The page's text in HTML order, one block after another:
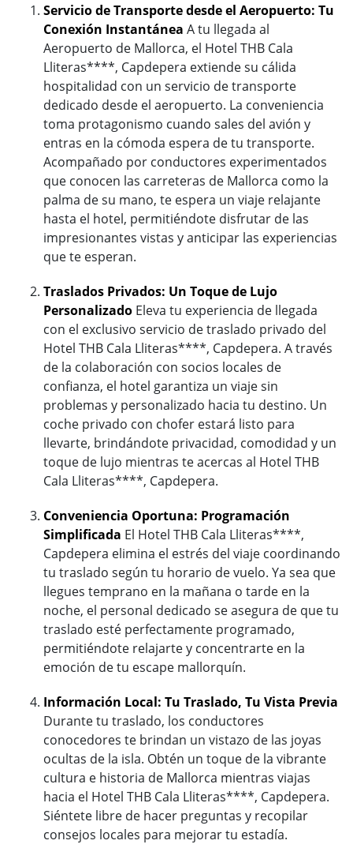
Servicio de Transporte desde el Aeropuerto: Tu
Conexión Instantánea A tu llegada al
Aeropuerto de Mallorca, el Hotel THB Cala
Lliteras****, Capdepera extiende su cálida
hospitalidad con un servicio de transporte
dedicado desde el aeropuerto. La conveniencia
toma protagonismo cuando sales del avión y
entras en la cómoda espera de tu transporte.
Acompañado por conductores experimentados
que conocen las carreteras de Mallorca como la
palma de su mano, te espera un viaje relajante
hasta el hotel, permitiéndote disfrutar de las
impresionantes vistas y anticipar las experiencias
que te esperan.
Traslados Privados: Un Toque de Lujo
Personalizado Eleva tu experiencia de llegada
con el exclusivo servicio de traslado privado del
Hotel THB Cala Lliteras****, Capdepera. A través
de la colaboración con socios locales de
confianza, el hotel garantiza un viaje sin
problemas y personalizado hacia tu destino. Un
coche privado con chofer estará listo para
llevarte, brindándote privacidad, comodidad y un
toque de lujo mientras te acercas al Hotel THB
Cala Lliteras****, Capdepera.
Conveniencia Oportuna: Programación
Simplificada El Hotel THB Cala Lliteras****,
Capdepera elimina el estrés del viaje coordinando
tu traslado según tu horario de vuelo. Ya sea que
llegues temprano en la mañana o tarde en la
noche, el personal dedicado se asegura de que tu
traslado esté perfectamente programado,
permitiéndote relajarte y concentrarte en la
emoción de tu escape mallorquín.
Información Local: Tu Traslado, Tu Vista Previa
Durante tu traslado, los conductores
conocedores te brindan un vistazo de las joyas
ocultas de la isla. Obtén un toque de la vibrante
cultura e historia de Mallorca mientras viajas
hacia el Hotel THB Cala Lliteras****, Capdepera.
Siéntete libre de hacer preguntas y recopilar
consejos locales para mejorar tu estadía.